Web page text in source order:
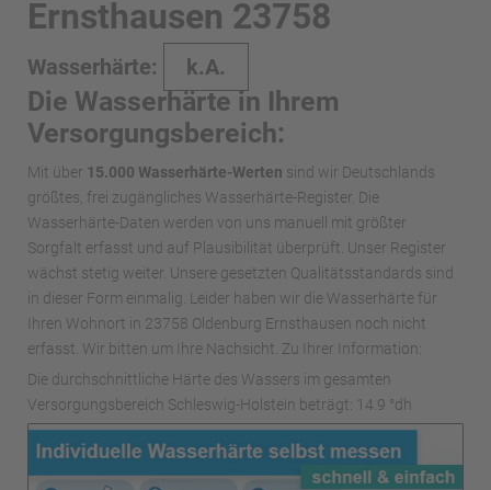
Ernsthausen 23758
Wasserhärte: k.A.
Die Wasserhärte in Ihrem
Versorgungsbereich:
Mit über 15.000 Wasserhärte-Werten sind wir Deutschlands
größtes, frei zugängliches Wasserhärte-Register. Die
Wasserhärte-Daten werden von uns manuell mit größter
Sorgfalt erfasst und auf Plausibilität überprüft. Unser Register
wächst stetig weiter. Unsere gesetzten Qualitätsstandards sind
in dieser Form einmalig. Leider haben wir die Wasserhärte für
Ihren Wohnort in 23758 Oldenburg Ernsthausen noch nicht
erfasst. Wir bitten um Ihre Nachsicht. Zu Ihrer Information:
Die durchschnittliche Härte des Wassers im gesamten
Versorgungsbereich Schleswig-Holstein beträgt: 14.9 °dh